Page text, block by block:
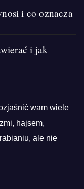
i co oznacza
i jak
wam wiele
hajsem,
ale nie